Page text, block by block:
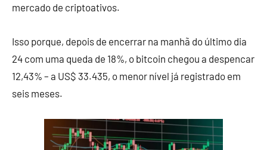
mercado de criptoativos.
Isso porque, depois de encerrar na manhã do último dia
24 com uma queda de 18%, o bitcoin chegou a despencar
12,43% – a US$ 33.435, o menor nível já registrado em
seis meses.